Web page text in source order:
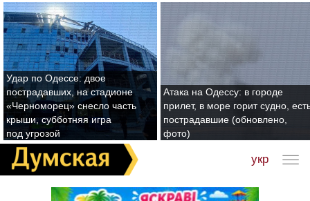
Удар по Одессе: двое
пострадавших, на стадионе
«Черноморец» снесло часть
крыши, субботняя игра
под угрозой
Атака на Одессу: в городе
прилет, в море горит судно,
пострадавшие (обновлено,
фото)
укр